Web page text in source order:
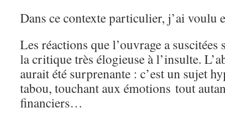
Dans ce contexte particulier, j’ai voulu
Les réactions que l’ouvrage a
la critique très élogieuse à l’insulte.
aurait été surprenante : c’est un sujet
tabou, touchant aux émotions tout
financiers…